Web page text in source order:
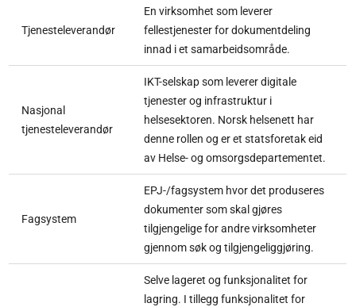
Tjenesteleverandør
En virksomhet som leverer
fellestjenester for dokumentdeling
innad i et samarbeidsområde.
Nasjonal
tjenesteleverandør
IKT-selskap som leverer digitale
tjenester og infrastruktur i
helsesektoren. Norsk helsenett har
denne rollen og er et statsforetak eid
av Helse- og omsorgsdepartementet.
Fagsystem
EPJ-/fagsystem hvor det produseres
dokumenter som skal gjøres
tilgjengelige for andre virksomheter
gjennom søk og tilgjengeliggjøring.
Selve lageret og funksjonalitet for
lagring. I tillegg funksjonalitet for